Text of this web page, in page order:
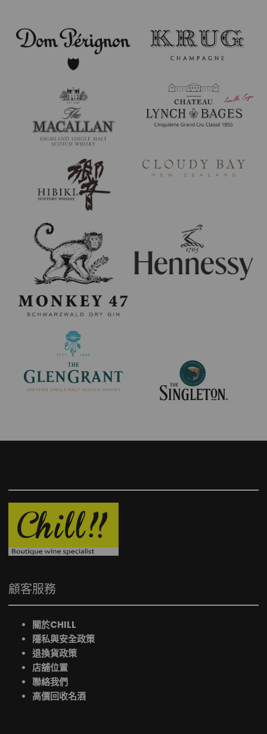
顧客服務
關於CHILL
隱私與安全政策
退換貨政策
店舖位置
聯絡我們
高價回收名酒